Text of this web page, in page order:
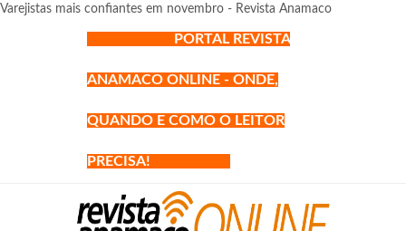
Varejistas mais confiantes em novembro - Revista Anamaco
PORTAL REVISTA
ANAMACO ONLINE - ONDE,
QUANDO E COMO O LEITOR
PRECISA!